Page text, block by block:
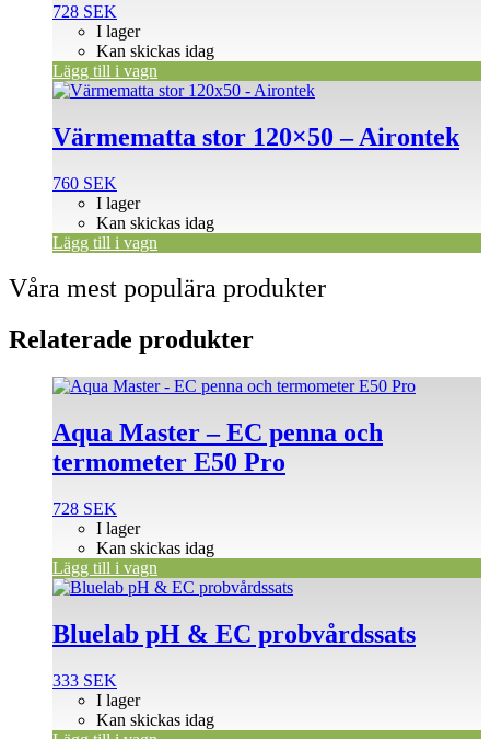
728 SEK
I lager
Kan skickas idag
Lägg till i vagn
Värmematta stor 120×50 – Airontek
760 SEK
I lager
Kan skickas idag
Lägg till i vagn
Våra mest populära produkter
Relaterade produkter
Aqua Master – EC penna och
termometer E50 Pro
728 SEK
I lager
Kan skickas idag
Lägg till i vagn
Bluelab pH & EC probvårdssats
333 SEK
I lager
Kan skickas idag